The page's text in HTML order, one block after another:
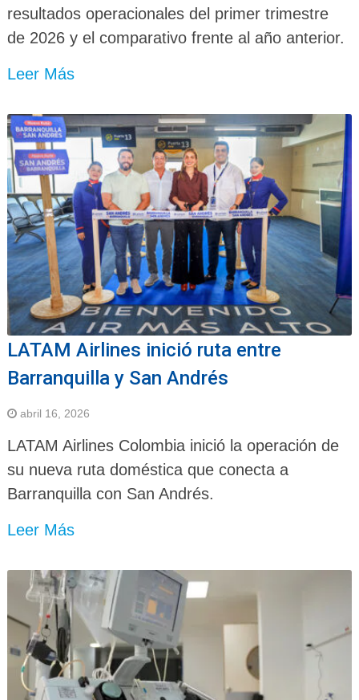
resultados operacionales del primer trimestre
de 2026 y el comparativo frente al año anterior.
Leer Más
LATAM Airlines inició ruta entre
Barranquilla y San Andrés
abril 16, 2026
LATAM Airlines Colombia inició la operación de
su nueva ruta doméstica que conecta a
Barranquilla con San Andrés.
Leer Más